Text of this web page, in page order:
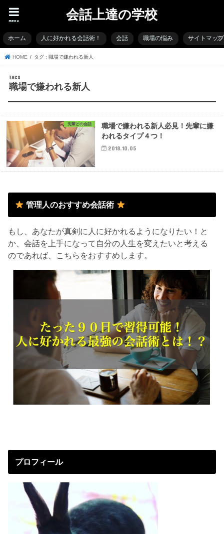
会話上達の学校
menu
ホーム 人に好かれる会話術！ 会話 職場の悩み サイトマップ
HOME タグ : 職場で嫌われる新人
職場で嫌われる新人
先輩との会話
職場で嫌われる新人必見！先輩に嫌
われるタイプ４つ！
2018.10.05
管理人のおすすめ会話術
もし、あなたが真剣に人に好かれるようになりたい！と
か、会話を上手になって自分の人生を変えたいと考える
のであれば、こちらをおすすめします。
プロフィール